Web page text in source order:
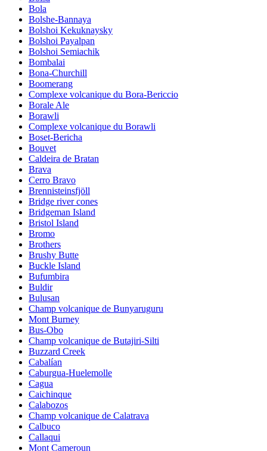
Bola
Bolshe-Bannaya
Bolshoi Kekuknaysky
Bolshoi Payalpan
Bolshoi Semiachik
Bombalai
Bona-Churchill
Boomerang
Complexe volcanique du Bora-Bericcio
Borale Ale
Borawli
Complexe volcanique du Borawli
Boset-Bericha
Bouvet
Caldeira de Bratan
Brava
Cerro Bravo
Brennisteinsfjöll
Bridge river cones
Bridgeman Island
Bristol Island
Bromo
Brothers
Brushy Butte
Buckle Island
Bufumbira
Buldir
Bulusan
Champ volcanique de Bunyaruguru
Mont Burney
Bus-Obo
Champ volcanique de Butajiri-Silti
Buzzard Creek
Cabalían
Caburgua-Huelemolle
Cagua
Caichinque
Calabozos
Champ volcanique de Calatrava
Calbuco
Callaqui
Mont Cameroun